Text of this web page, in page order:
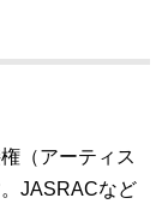
（アーティス
JASRACなど